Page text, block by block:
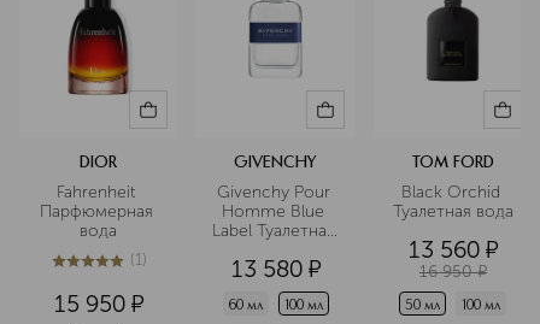
DIOR
Fahrenheit
Парфюмерная
вода
5из 51 (1)
15 950 ¤
GIVENCHY
Givenchy Pour
Homme Blue
Label Туалетная
13 580 ¤
60 мл 100 мл
TOM FORD
Black Orchid
Туалетная вода
13 560 ¤
16 950 ¤
50 мл 100 мл